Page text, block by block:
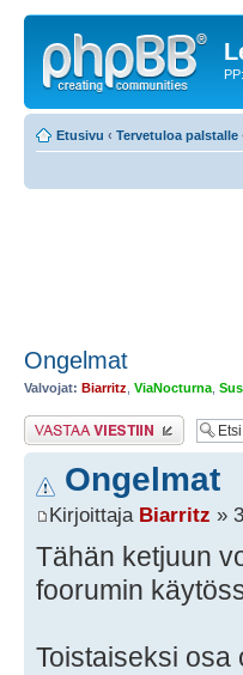
Etusivu ‹ Tervetuloa palstalle
Ongelmat
Valvojat: Biarritz ViaNocturna
Lähetä vastaus
Ongelmat
Kirjoittaja Biarritz »
Tähän ketjuun
foorumin
Toistaiseksi osa